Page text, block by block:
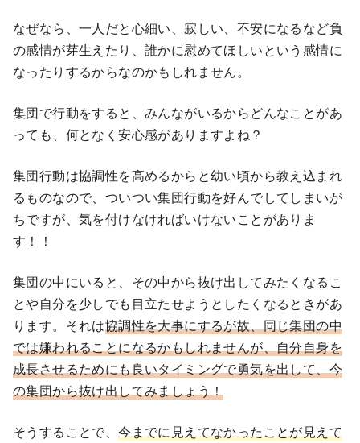
なぜなら、一人だと心細い、寂しい、不安になるなど負
の感情が芽生えたり、誰かに慰めてほしいという感情に
なったりするからなのかもしれません。
集団で行動をすると、みんながいるからどんなことがあ
っても、何となく安心感がありますよね？
集団行動は協調性を高めるからと幼い頃から教え込まれ
るものなので、ついつい集団行動を好んでしてしまいが
ちですが、気を付けなければいけないことがありま
す！！
集団の中にいると、その中から抜け出してみたくなるこ
とや自分を少しでも目立たせようとしたくなるときがあ
ります。それは協調性を大事にするが故、同じ集団の中
では嫌われることになるかもしれませんが、自分自身を
成長させるためにも良いタイミングで勇気を出して、今
の集団から抜け出してみましょう！
そうすることで、今までに見えてなかったことが見えて